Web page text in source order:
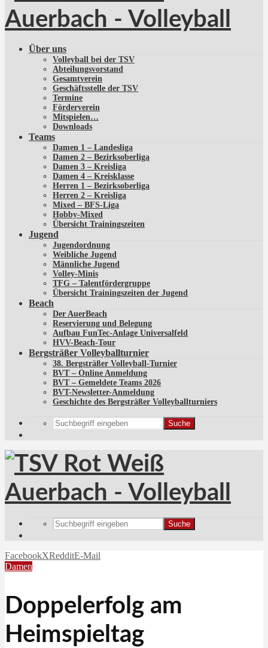
Über uns
Volleyball bei der TSV
Abteilungsvorstand
Gesamtverein
Geschäftsstelle der TSV
Termine
Förderverein
Mitspielen…
Downloads
Teams
Damen 1 – Landesliga
Damen 2 – Bezirksoberliga
Damen 3 – Kreisliga
Damen 4 – Kreisklasse
Herren 1 – Bezirksoberliga
Herren 2 – Kreisliga
Mixed – BFS-Liga
Hobby-Mixed
Übersicht Trainingszeiten
Jugend
Jugendordnung
Weibliche Jugend
Männliche Jugend
Volley-Minis
TFG – Talentfördergruppe
Übersicht Trainingszeiten der Jugend
Beach
Der AuerBeach
Reservierung und Belegung
Aufbau FunTec-Anlage Universalfeld
HVV-Beach-Tour
Bergsträßer Volleyballturnier
38. Bergsträßer Volleyball-Turnier
BVT – Online Anmeldung
BVT – Gemeldete Teams 2026
BVT-Newsletter-Anmeldung
Geschichte des Bergsträßer Volleyballturniers
Suche
Suche
FacebookXRedditE-Mail
Damen
Doppelerfolg am
Heimspieltag